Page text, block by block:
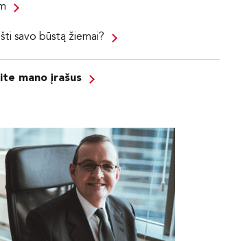
savo būstą žiemai?
mano įrašus